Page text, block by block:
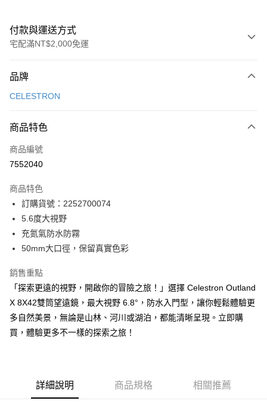
付款與運送方式
宅配滿NT$2,000免運
信用卡一次付款
Apple Pay
ATM付款
郵寄到府(台灣本島適用)
每筆NT$100，滿NT$2,000(含以上)免運費
台灣離島寄送(基本運費100元+離島加收80元)
每筆NT$180，滿NT$2,000(含以上)免運費
品牌
CELESTRON
商品特色
商品編號
7552040
商品特色
訂購貨號：2252700074
5.6度大視野
充氮氣防水防霧
50mm大口徑，保留真實色彩
銷售重點
「探索更遠的視野，開啟你的冒險之旅！」選擇 Celestron Outland
X 8X42雙筒望遠鏡，最大視野 6.8°，防水入門型，讓你輕鬆體驗更
多自然美景，無論是山林、河川或湖泊，都能清晰呈現。立即購
買，體驗更多不一樣的探索之旅！
詳細說明 商品規格 相關推薦